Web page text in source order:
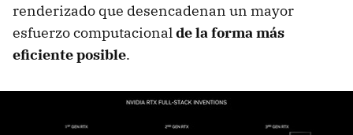
renderizado que desencadenan un mayor
esfuerzo computacionalde la forma más
eficiente posible.